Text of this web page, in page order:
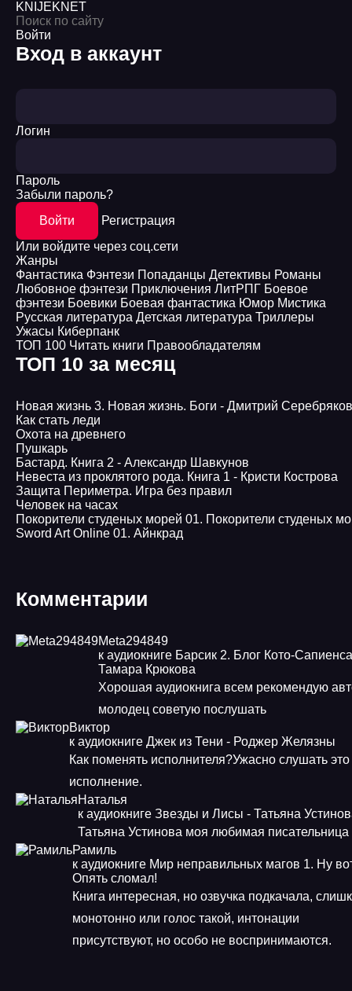
KNIJEKNET
Войти
Вход в аккаунт
Логин
Пароль
Забыли пароль?
Войти
Регистрация
Или войдите через соц.сети
Жанры
Фантастика Фэнтези Попаданцы Детективы Романы
Любовное фэнтези Приключения ЛитРПГ Боевое
фэнтези Боевики Боевая фантастика Юмор Мистика
Русская литература Детская литература Триллеры
Ужасы Киберпанк
ТОП 100 Читать книги Правообладателям
ТОП 10 за месяц
Новая жизнь 3. Новая жизнь. Боги - Дмитрий Серебряков
Как стать леди
Охота на древнего
Пушкарь
Бастард. Книга 2 - Александр Шавкунов
Невеста из проклятого рода. Книга 1 - Кристи Кострова
Защита Периметра. Игра без правил
Человек на часах
Покорители студеных морей 01. Покорители студеных
Sword Art Online 01. Айнкрад
Комментарии
Meta294849
к аудиокниге Барсик 2. Блог Кото-
Тамара Крюкова
Хорошая аудиокнига всем рекомендую
молодец советую послушать
Виктор
к аудиокниге Джек из Тени - Роджер Желязны
Как поменять исполнителя?Ужасно слушать это
исполнение.
Наталья
к аудиокниге Звезды и Лисы - Татьяна
Татьяна Устинова моя любимая писательница
Рамиль
к аудиокниге Мир неправильных магов 1. Ну
Опять сломал!
Книга интересная, но озвучка подкачала,
монотонно или голос такой, интонации
присутствуют, но особо не воспринимаются.